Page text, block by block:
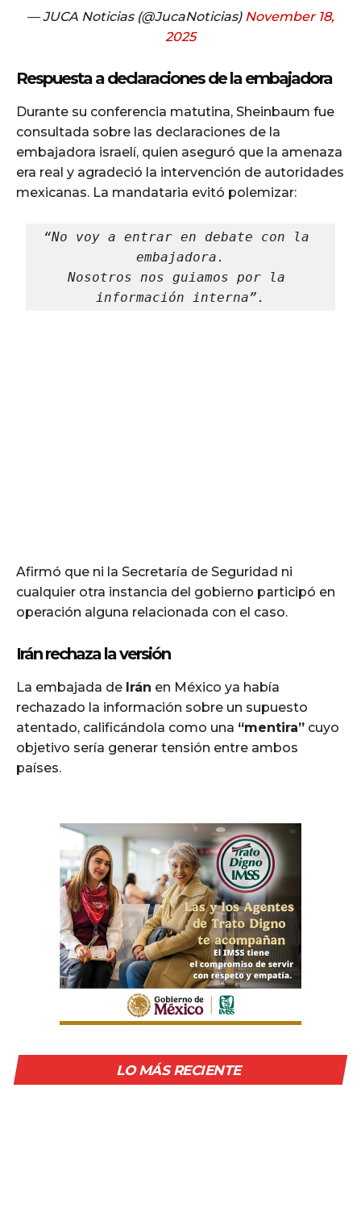
— JUCA Noticias (@JucaNoticias) November 18,
2025
Respuesta a declaraciones de la embajadora
Durante su conferencia matutina, Sheinbaum fue
consultada sobre las declaraciones de la
embajadora israelí, quien aseguró que la amenaza
era real y agradeció la intervención de autoridades
mexicanas. La mandataria evitó polemizar:
“No voy a entrar en debate con la
embajadora.
Nosotros nos guiamos por la
información interna”.
Afirmó que ni la Secretaría de Seguridad ni
cualquier otra instancia del gobierno participó en
operación alguna relacionada con el caso.
Irán rechaza la versión
La embajada de Irán en México ya había
rechazado la información sobre un supuesto
atentado, calificándola como una “mentira” cuyo
objetivo sería generar tensión entre ambos
países.
LO MÁS RECIENTE